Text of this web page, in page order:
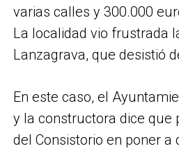
varias calles y 300.000
La localidad vio frustrada
Lanzagrava, que desistió
En este caso, el
y la constructora dice que
del Consistorio en poner